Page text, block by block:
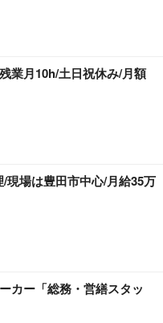
業月10h/土日祝休み/月額
現場は豊田市中心/月給35万
カー「総務・営繕スタッ